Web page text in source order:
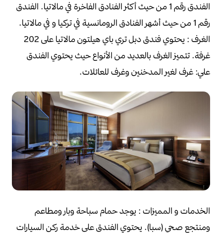
الفندق رقم 1 من حيث أكثر الفنادق الفاخرة في مالاتيا.
الفندق
رقم 1 من حيث أشهر الفنادق الرومانسية في تركيا و في مالاتيا.
الغرف :
يحتوي فندق دبل تري باي هيلتون مالاتيا على 202
غرفة. تتميز الغرف بالعديد من الأنواع حيث يحتوي الفندق
علي: غرف لغير المدخنين وغرف للعائلات.
الخدمات و المميزات : يوجد حمام سباحة وبار ومطاعم
ومنتجع صحي (سبا). يحتوي الفندق على خدمة ركن السيارات